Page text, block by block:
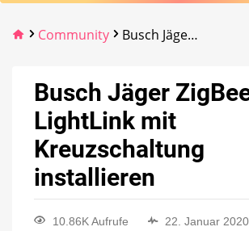
Community Busch Jäger ZigBee LightLink mit Kreuzschaltung installieren
Busch Jäger
LightLink mit
Kreuzschaltung
installieren
10.86K Aufrufe
22. Januar 2020